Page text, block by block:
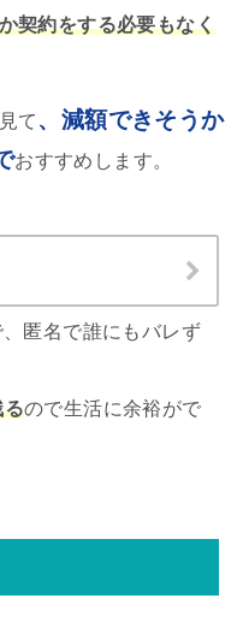
契約をする必要もなく
て 、減額できそうか
おすすめします。
、匿名で誰にもバレず
るので生活に余裕がで